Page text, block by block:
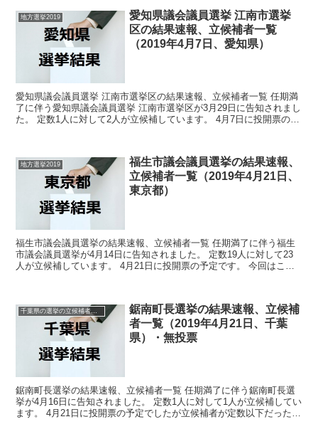
地方選挙2019
愛知県議会議員選挙 江南市選挙
区の結果速報、立候補者一覧
（2019年4月7日、愛知県）
愛知県議会議員選挙 江南市選挙区の結果速報、立候補者一覧 任期満
了に伴う愛知県議会議員選挙 江南市選挙区が3月29日に告知されまし
た。 定数1人に対して2人が立候補しています。 4月7日に投開票の予
地方選挙2019
福生市議会議員選挙の結果速報、
立候補者一覧（2019年4月21日、
東京都）
福生市議会議員選挙の結果速報、立候補者一覧 任期満了に伴う福生
市議会議員選挙が4月14日に告知されました。 定数19人に対して23
人が立候補しています。 4月21日に投開票の予定です。 今回はこの
千葉県の選挙の立候補者と結果速報一覧
鋸南町長選挙の結果速報、立候補
者一覧（2019年4月21日、千葉
県）・無投票
鋸南町長選挙の結果速報、立候補者一覧 任期満了に伴う鋸南町長選
挙が4月16日に告知されました。 定数1人に対して1人が立候補してい
ます。 4月21日に投開票の予定でしたが立候補者が定数以下だったの